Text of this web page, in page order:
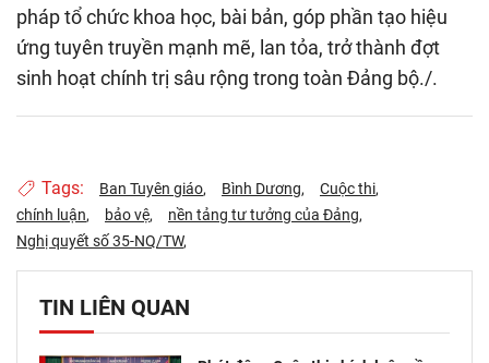
pháp tổ chức khoa học, bài bản, góp phần tạo hiệu
ứng tuyên truyền mạnh mẽ, lan tỏa, trở thành đợt
sinh hoạt chính trị sâu rộng trong toàn Đảng bộ./.
Tags: Ban Tuyên giáo Bình Dương
Cuộc thi
chính luận
bảo vệ
nền tảng tư tưởng của Đảng
Nghị quyết số 35-NQ/TW
TIN LIÊN QUAN